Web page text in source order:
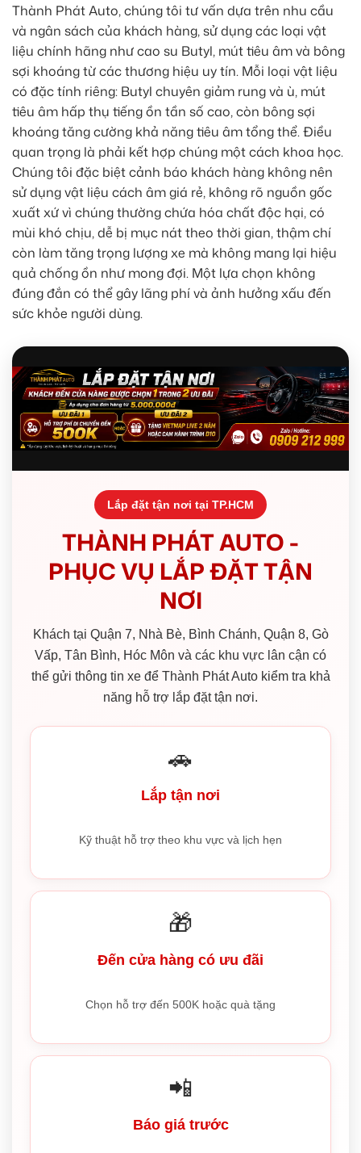
Thành Phát Auto, chúng tôi tư vấn dựa trên nhu cầu
và ngân sách của khách hàng, sử dụng các loại vật
liệu chính hãng như cao su Butyl, mút tiêu âm và bông
sợi khoáng từ các thương hiệu uy tín. Mỗi loại vật liệu
có đặc tính riêng: Butyl chuyên giảm rung và ù, mút
tiêu âm hấp thụ tiếng ồn tần số cao, còn bông sợi
khoáng tăng cường khả năng tiêu âm tổng thể. Điều
quan trọng là phải kết hợp chúng một cách khoa học.
Chúng tôi đặc biệt cảnh báo khách hàng không nên
sử dụng vật liệu cách âm giá rẻ, không rõ nguồn gốc
xuất xứ vì chúng thường chứa hóa chất độc hại, có
mùi khó chịu, dễ bị mục nát theo thời gian, thậm chí
còn làm tăng trọng lượng xe mà không mang lại hiệu
quả chống ồn như mong đợi. Một lựa chọn không
đúng đắn có thể gây lãng phí và ảnh hưởng xấu đến
sức khỏe người dùng.
Lắp đặt tận nơi tại TP.HCM
THÀNH PHÁT AUTO -
PHỤC VỤ LẮP ĐẶT TẬN
NƠI
Khách tại Quận 7, Nhà Bè, Bình Chánh, Quận 8, Gò
Vấp, Tân Bình, Hóc Môn và các khu vực lân cận có
thể gửi thông tin xe để Thành Phát Auto kiểm tra khả
năng hỗ trợ lắp đặt tận nơi.
🚗
Lắp tận nơi
Kỹ thuật hỗ trợ theo khu vực và lịch hẹn
🎁
Đến cửa hàng có ưu đãi
Chọn hỗ trợ đến 500K hoặc quà tặng
📲
Báo giá trước